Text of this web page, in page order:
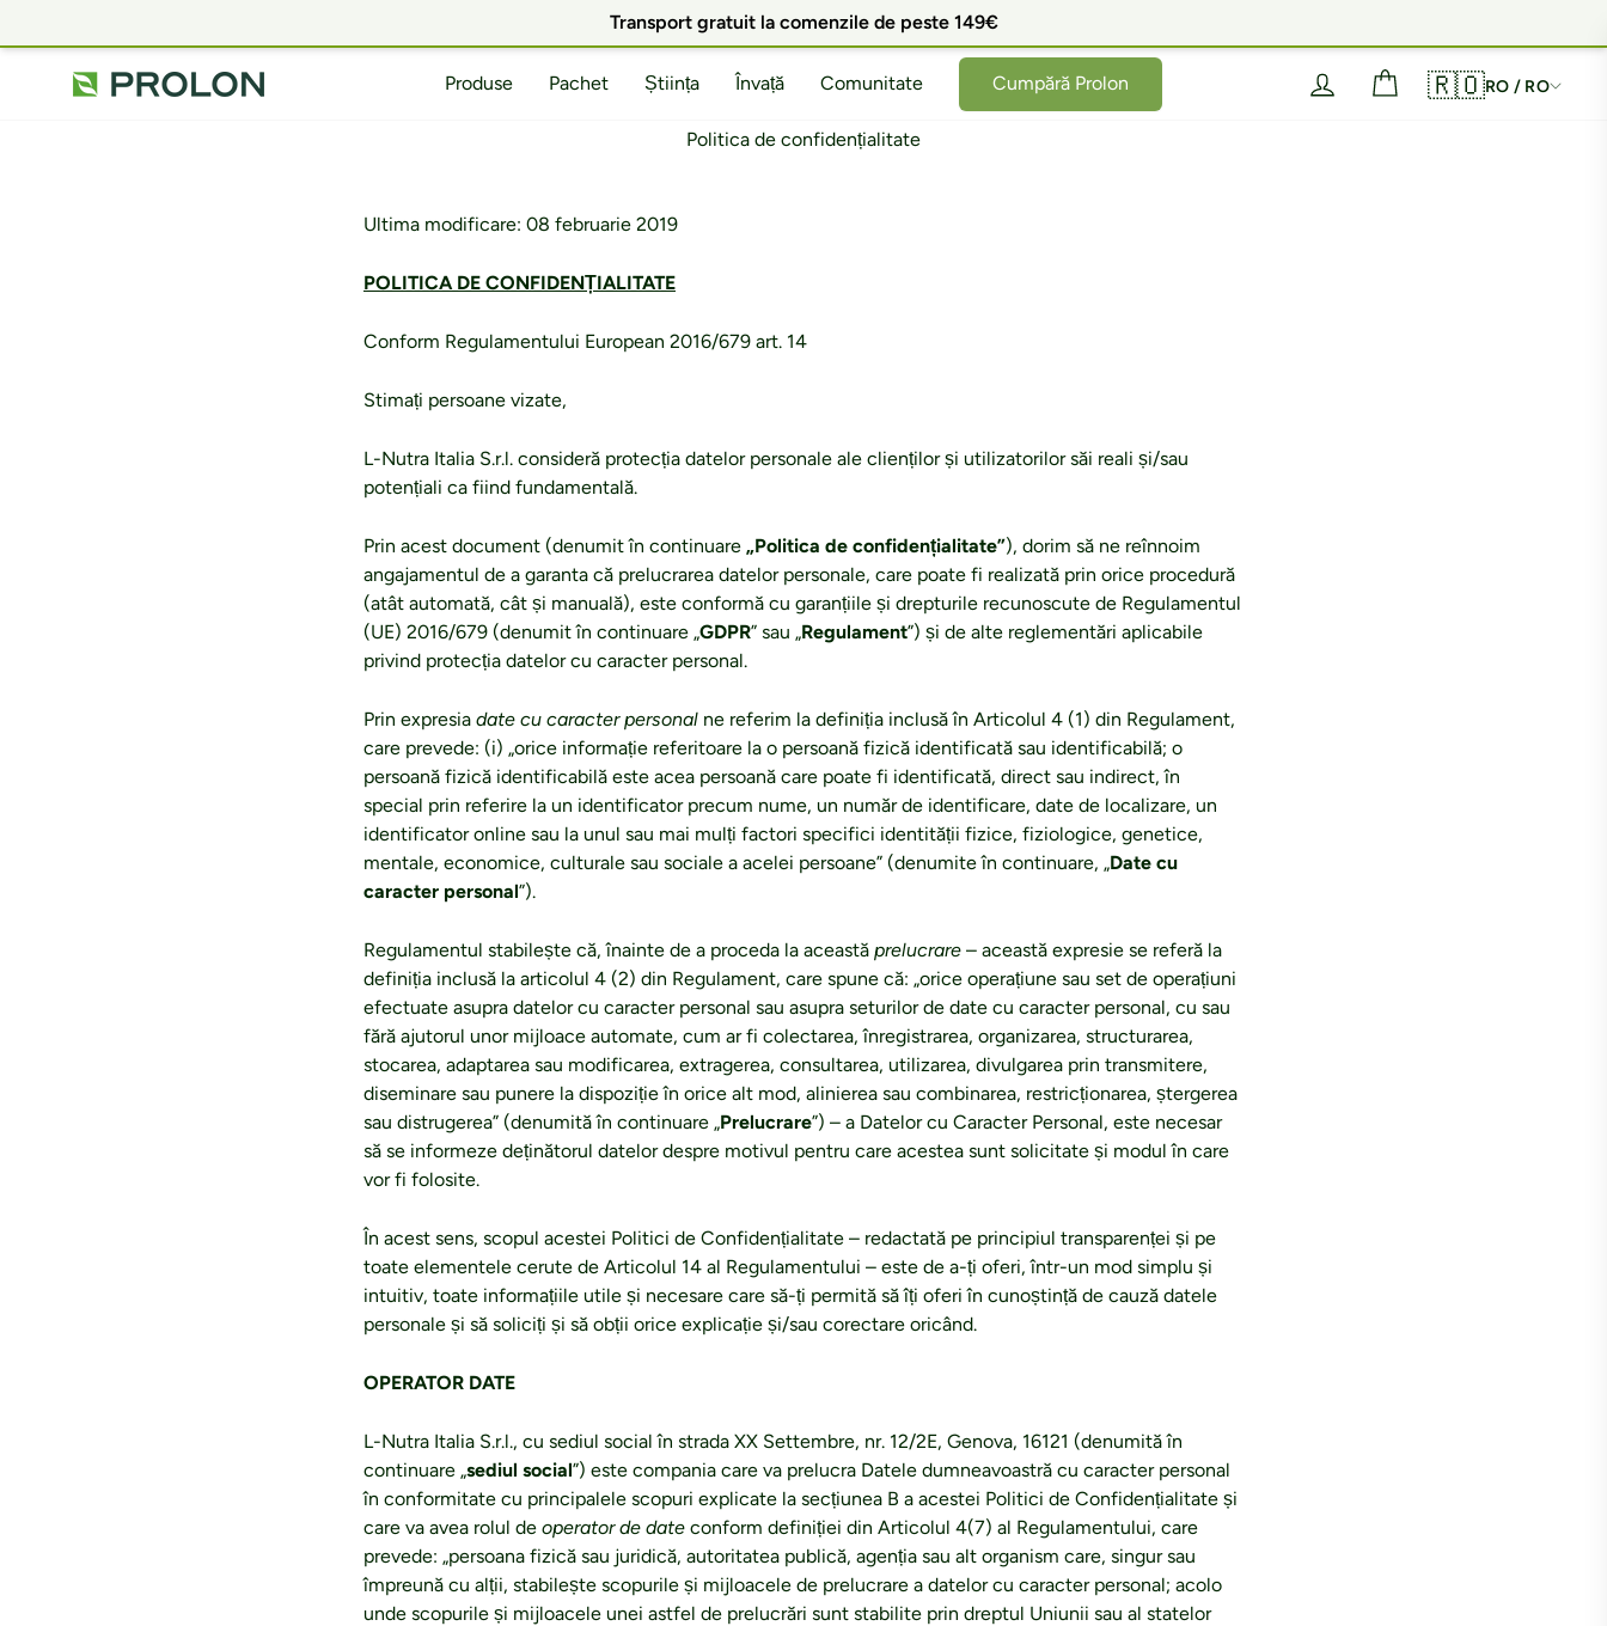
la
Transport gratuit la comenzile de peste 149€
Produse Pachet Știința Învață Comunitate Cumpără Prolon Autentificare Coș🇷🇴RO / RO
Politica de confidențialitate
Ultima modificare: 08 februarie 2019
POLITICA DE CONFIDENȚIALITATE
Conform Regulamentului European 2016/679 art. 14
Stimați persoane vizate,
L-Nutra Italia S.r.l. consideră protecția datelor personale ale clienților și utilizatorilor săi reali și/sau
potențiali ca fiind fundamentală.
Prin acest document (denumit în continuare „Politica de confidențialitate”), dorim să ne reînnoim
angajamentul de a garanta că prelucrarea datelor personale, care poate fi realizată prin orice procedură
(atât automată, cât și manuală), este conformă cu garanțiile și drepturile recunoscute de Regulamentul
(UE) 2016/679 (denumit în continuare „GDPR” sau „Regulament”) și de alte reglementări aplicabile
privind protecția datelor cu caracter personal.
Prin expresia date cu caracter personal ne referim la definiția inclusă în Articolul 4 (1) din Regulament,
care prevede: (i) „orice informație referitoare la o persoană fizică identificată sau identificabilă; o
persoană fizică identificabilă este acea persoană care poate fi identificată, direct sau indirect, în
special prin referire la un identificator precum nume, un număr de identificare, date de localizare, un
identificator online sau la unul sau mai mulți factori specifici identității fizice, fiziologice, genetice,
mentale, economice, culturale sau sociale a acelei persoane” (denumite în continuare, „Date cu
caracter personal”).
Regulamentul stabilește că, înainte de a proceda la această prelucrare – această expresie se referă la
definiția inclusă la articolul 4 (2) din Regulament, care spune că: „orice operațiune sau set de operațiuni
efectuate asupra datelor cu caracter personal sau asupra seturilor de date cu caracter personal, cu sau
fără ajutorul unor mijloace automate, cum ar fi colectarea, înregistrarea, organizarea, structurarea,
stocarea, adaptarea sau modificarea, extragerea, consultarea, utilizarea, divulgarea prin transmitere,
diseminare sau punere la dispoziție în orice alt mod, alinierea sau combinarea, restricționarea, ștergerea
sau distrugerea” (denumită în continuare „Prelucrare”) – a Datelor cu Caracter Personal, este necesar
să se informeze deținătorul datelor despre motivul pentru care acestea sunt solicitate și modul în care
vor fi folosite.
În acest sens, scopul acestei Politici de Confidențialitate – redactată pe principiul transparenței și pe
toate elementele cerute de Articolul 14 al Regulamentului – este de a-ți oferi, într-un mod simplu și
intuitiv, toate informațiile utile și necesare care să-ți permită să îți oferi în cunoștință de cauză datele
personale și să soliciți și să obții orice explicație și/sau corectare oricând.
OPERATOR DATE
L-Nutra Italia S.r.l., cu sediul social în strada XX Settembre, nr. 12/2E, Genova, 16121 (denumită în
continuare „sediul social”) este compania care va prelucra Datele dumneavoastră cu caracter personal
în conformitate cu principalele scopuri explicate la secțiunea B a acestei Politici de Confidențialitate și
care va avea rolul de operator de date conform definiției din Articolul 4(7) al Regulamentului, care
prevede: „persoana fizică sau juridică, autoritatea publică, agenția sau alt organism care, singur sau
împreună cu alții, stabilește scopurile și mijloacele de prelucrare a datelor cu caracter personal; acolo
unde scopurile și mijloacele unei astfel de prelucrări sunt stabilite prin dreptul Uniunii sau al statelor